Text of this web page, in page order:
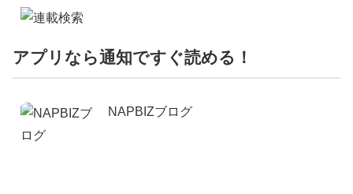
アプリなら通知ですぐ読める！
NAPBIZブログ